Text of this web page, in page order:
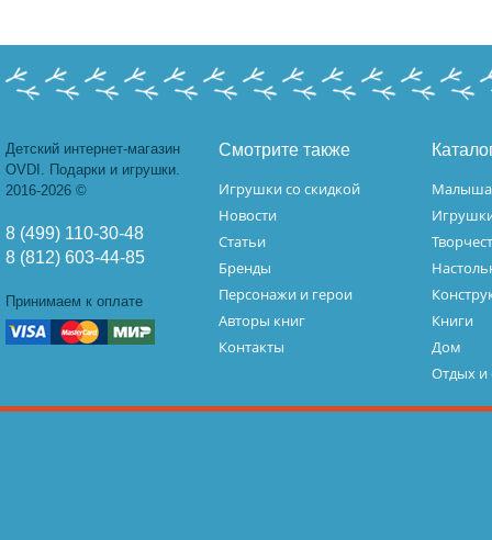
Детский интернет-магазин
OVDI. Подарки и игрушки.
2016-2026 ©
8 (499) 110-30-48
8 (812) 603-44-85
Принимаем к оплате
Смотрите также
Игрушки со скидкой
Новости
Статьи
Бренды
Персонажи и герои
Авторы книг
Контакты
Книги
Дом
Отдых и